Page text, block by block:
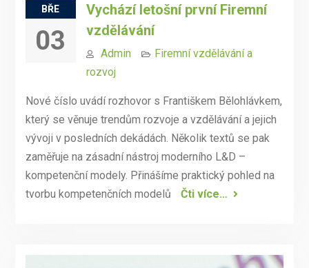
BŘE
03
Vychází letošní první Firemní
vzdělávání
Admin
Firemní vzdělávání a
rozvoj
Nové číslo uvádí rozhovor s Františkem Bělohlávkem,
který se věnuje trendům rozvoje a vzdělávání a jejich
vývoji v posledních dekádách. Několik textů se pak
zaměřuje na zásadní nástroj moderního L&D –
kompetenční modely. Přinášíme praktický pohled na
tvorbu kompetenčních modelů
Čti více…